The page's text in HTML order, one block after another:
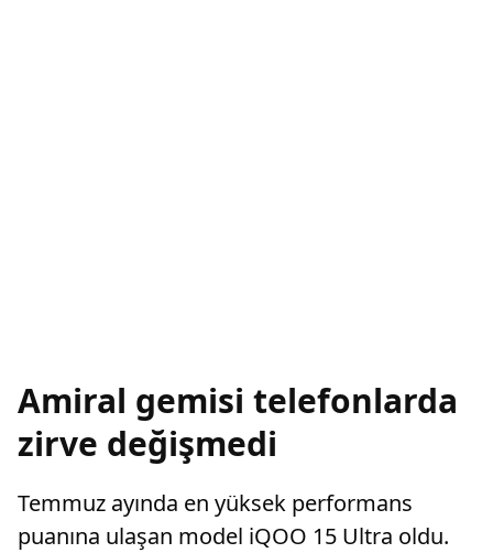
Amiral gemisi telefonlarda
zirve değişmedi
Temmuz ayında en yüksek performans
puanına ulaşan model iQOO 15 Ultra oldu.